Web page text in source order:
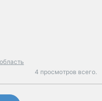
4 просмотров всего.